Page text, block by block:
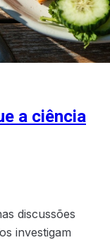
a ciência
discussões
investigam